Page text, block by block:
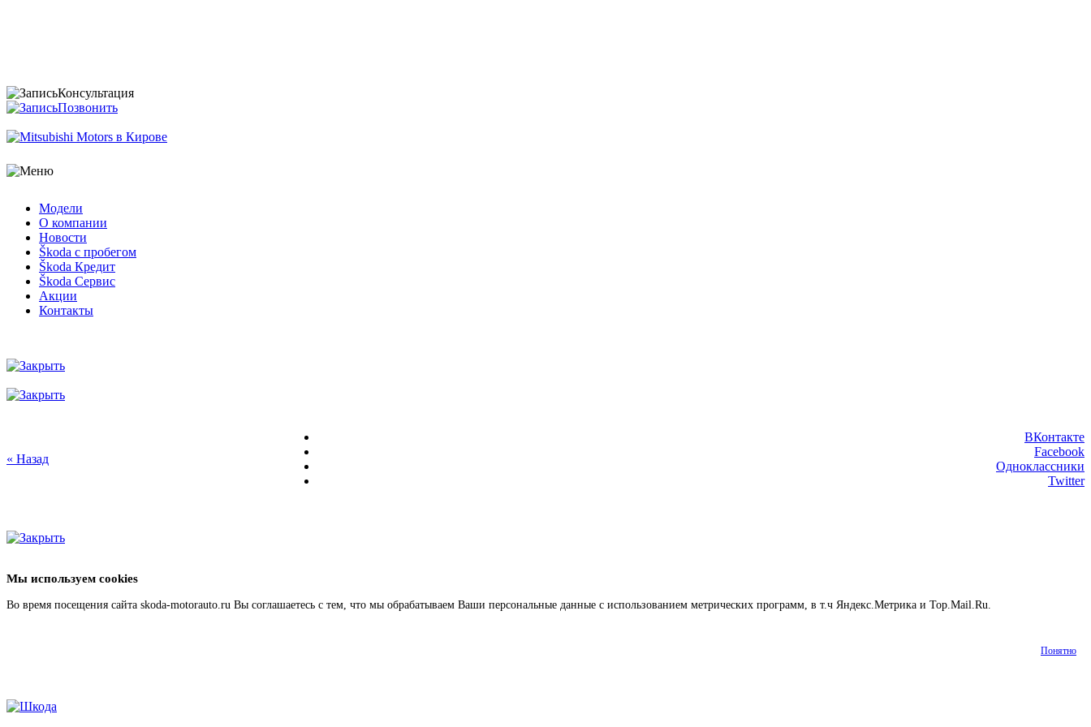
Консультация
Позвонить
Модели
О компании
Новости
Škoda с пробегом
Škoda Кредит
Škoda Сервис
Акции
Контакты
« Назад
ВКонтакте
Facebook
Одноклассники
Twitter
Мы используем cookies
Во время посещения сайта skoda-motorauto.ru Вы соглашаетесь с тем, что мы обрабатываем Ваши персональные данные с использованием метрических программ, в т.ч Яндекс.Метрика и Top.Mail.Ru.
Понятно